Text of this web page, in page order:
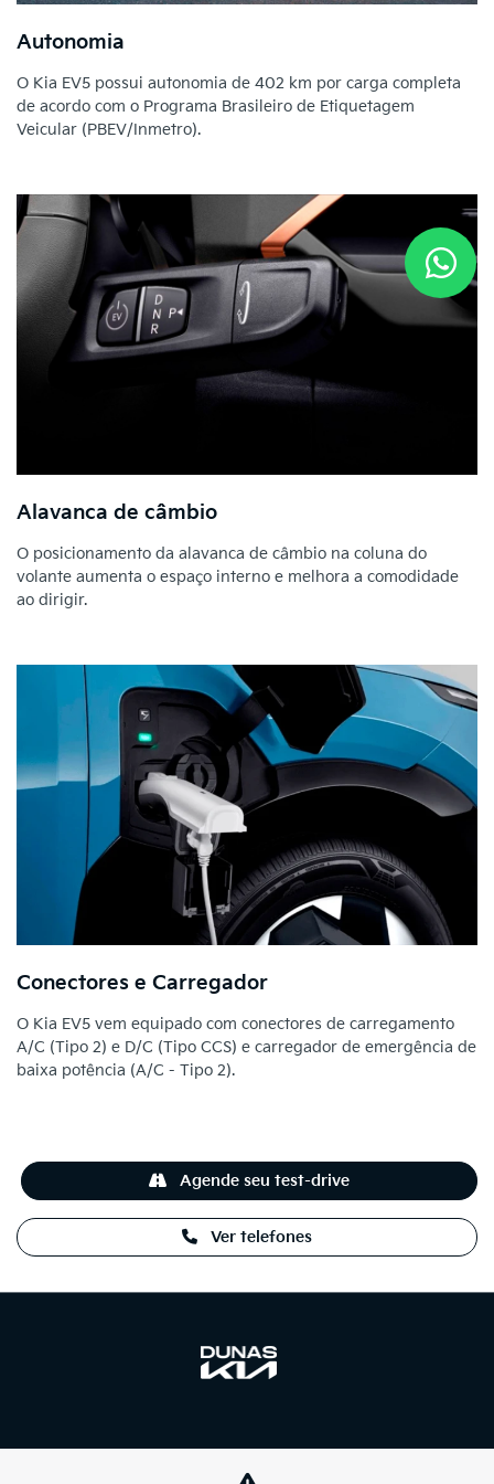
Autonomia
O Kia EV5 possui autonomia de 402 km por carga completa
de acordo com o Programa Brasileiro de Etiquetagem
Veicular (PBEV/Inmetro).
Alavanca de câmbio
O posicionamento da alavanca de câmbio na coluna do
volante aumenta o espaço interno e melhora a comodidade
ao dirigir.
Conectores e Carregador
O Kia EV5 vem equipado com conectores de carregamento
A/C (Tipo 2) e D/C (Tipo CCS) e carregador de emergência de
baixa potência (A/C - Tipo 2).
Ver telefones
Agende seu test-drive